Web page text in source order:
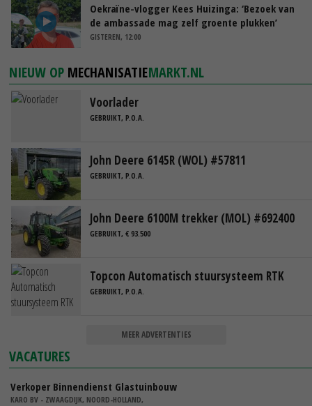
Oekraïne-vlogger Kees Huizinga: ‘Bezoek van
de ambassade mag zelf groente plukken’
GISTEREN, 12:00
NIEUW OP MECHANISATIEMARKT.NL
Voorlader
GEBRUIKT, P.O.A.
John Deere 6145R (WOL) #57811
GEBRUIKT, P.O.A.
John Deere 6100M trekker (MOL) #692400
GEBRUIKT, € 93.500
Topcon Automatisch stuursysteem RTK
GEBRUIKT, P.O.A.
MEER ADVERTENTIES
VACATURES
Verkoper Binnendienst Glastuinbouw
KARO BV - ZWAAGDIJK, NOORD-HOLLAND,